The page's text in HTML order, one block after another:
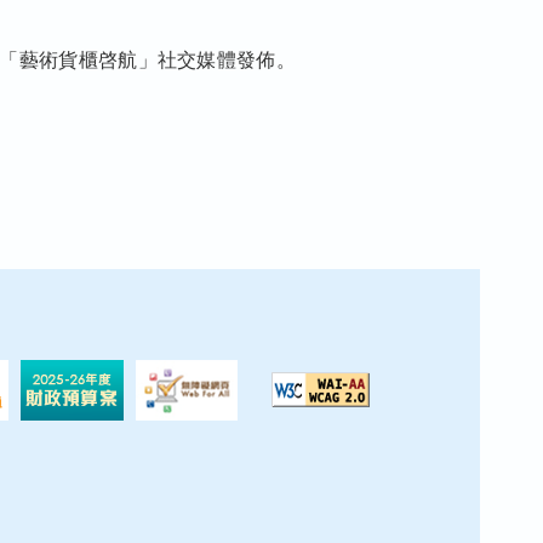
藝術貨櫃啓航」社交媒體發佈。